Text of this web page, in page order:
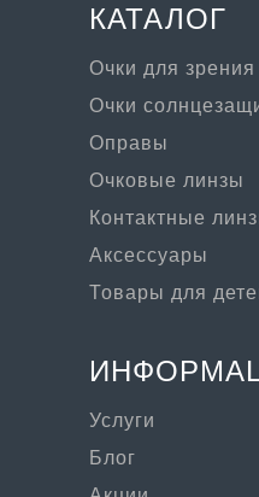
Очки для зрения
Очки
Очковые линзы
Оправы
Контактные
Аксессуары
Товары для
Услуги
КАТАЛОГ
Блог